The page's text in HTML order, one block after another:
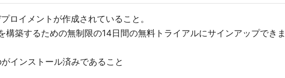
ロイメントが作成されていること。
構築するための無制限の14日間の無料トライアルにサインアップでき
インストール済みであること